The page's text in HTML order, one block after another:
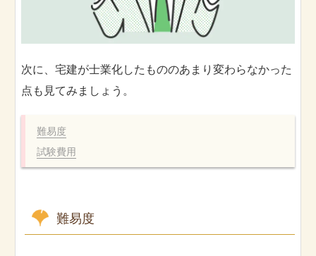
次に、宅建が士業化したもののあまり変わらなかった
点も見てみましょう。
難易度
試験費用
難易度